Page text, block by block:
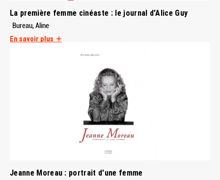
La première femme cinéaste : le journal d'Alice Guy
Bureau, Aline
En savoir plus
Jeanne Moreau : portrait d'une femme